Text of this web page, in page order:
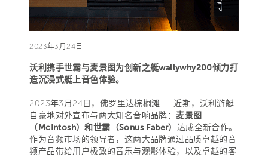
2023年3月24日
沃利携手世霸与麦景图为创新之艇wallywhy200倾力打
造沉浸式艇上音色体验。
2023年3月24日，佛罗里达棕榈滩——近期，沃利游艇
自豪地对外宣布与两大知名音响品牌：麦景图
（McIntosh）和世霸（Sonus Faber） 达成全新合作。
作为音频市场的领导者，这两大品牌通过品质卓越的音
频产品带给用户极致的音乐与观影体验，以及卓越的客